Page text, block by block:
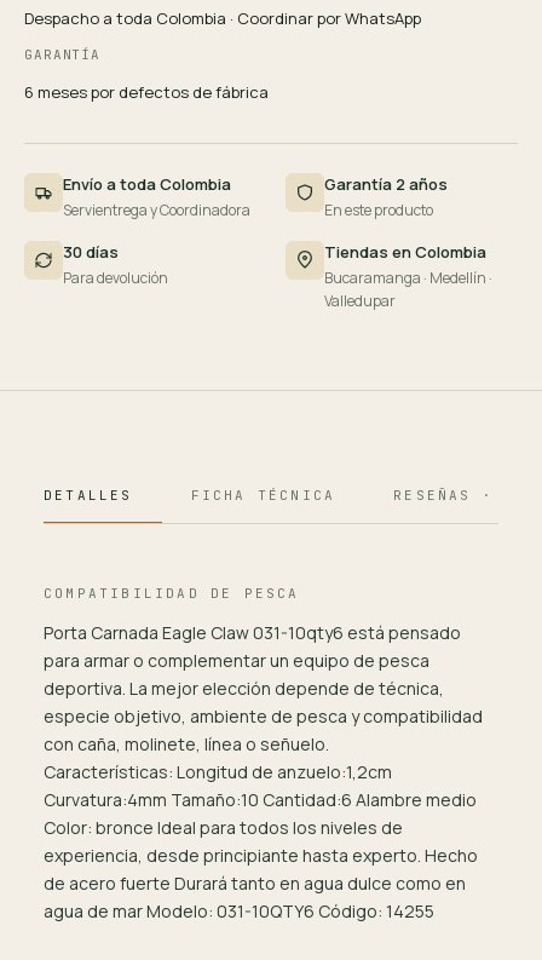
Despacho a toda Colombia · Coordinar por WhatsApp
GARANTÍA
6 meses por defectos de fábrica
Envío a toda Colombia
Servientrega y Coordinadora
Garantía 2 años
En este producto
30 días
Para devolución
Tiendas en Colombia
Bucaramanga · Medellín ·
Valledupar
DETALLES FICHA TÉCNICA RESEÑAS · 124
COMPATIBILIDAD DE PESCA
Porta Carnada Eagle Claw 031-10qty6 está pensado
para armar o complementar un equipo de pesca
deportiva. La mejor elección depende de técnica,
especie objetivo, ambiente de pesca y compatibilidad
con caña, molinete, línea o señuelo.
Características: Longitud de anzuelo:1,2cm
Curvatura:4mm Tamaño:10 Cantidad:6 Alambre medio
Color: bronce Ideal para todos los niveles de
experiencia, desde principiante hasta experto. Hecho
de acero fuerte Durará tanto en agua dulce como en
agua de mar Modelo: 031-10QTY6 Código: 14255